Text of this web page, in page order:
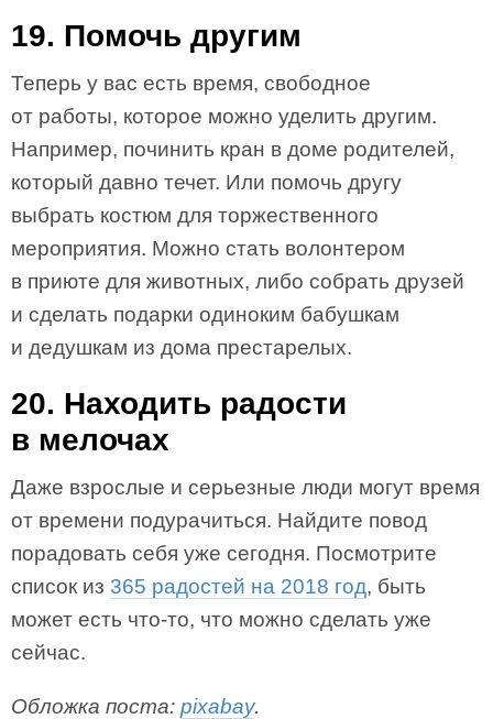
19. Помочь другим
Теперь у вас есть время, свободное
от работы, которое можно уделить другим.
Например, починить кран в доме родителей,
который давно течет. Или помочь другу
выбрать костюм для торжественного
мероприятия. Можно стать волонтером
в приюте для животных, либо собрать друзей
и сделать подарки одиноким бабушкам
и дедушкам из дома престарелых.
20. Находить радости
в мелочах
Даже взрослые и серьезные люди могут время
от времени подурачиться. Найдите повод
порадовать себя уже сегодня. Посмотрите
список из 365 радостей на 2018 год, быть
может есть что-то, что можно сделать уже
сейчас.
Обложка поста: pixabay.